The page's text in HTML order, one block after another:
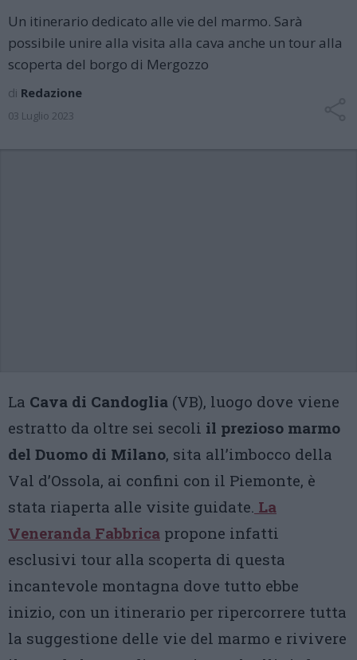
Un itinerario dedicato alle vie del marmo. Sarà
possibile unire alla visita alla cava anche un tour alla
scoperta del borgo di Mergozzo
di Redazione
03 Luglio 2023
La Cava di Candoglia (VB), luogo dove viene
estratto da oltre sei secoli il prezioso marmo
del Duomo di Milano, sita all’imbocco della
Val d’Ossola, ai confini con il Piemonte, è
stata riaperta alle visite guidate. La
Veneranda Fabbrica propone infatti
esclusivi tour alla scoperta di questa
incantevole montagna dove tutto ebbe
inizio, con un itinerario per ripercorrere tutta
la suggestione delle vie del marmo e rivivere